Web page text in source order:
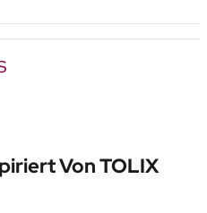
Von TOLIX